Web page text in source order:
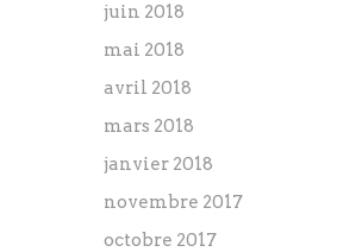
juin 2018
mai 2018
avril 2018
mars 2018
janvier 2018
novembre 2017
octobre 2017